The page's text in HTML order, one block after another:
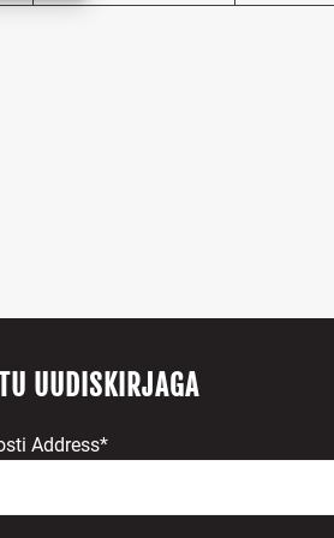
active
UUDISKIRJAGA
Address*